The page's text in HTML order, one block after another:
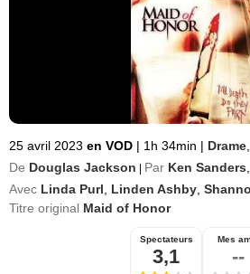
25 avril 2023 en VOD | 1h 34min | Drame
De Douglas Jackson Par Ken Sanders
Avec Linda Purl Linden Ashby
Titre original Maid of Honor
Spectateurs
3,1
Mes
--